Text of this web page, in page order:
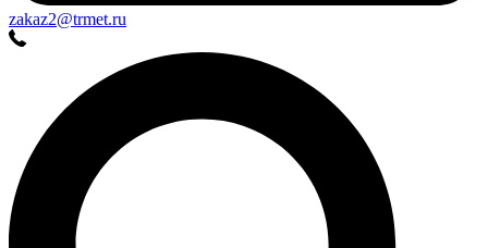
zakaz2@trmet.ru